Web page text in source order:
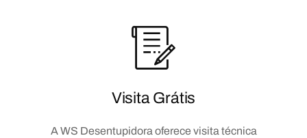
Visita Grátis
A WS Desentupidora oferece visita técnica